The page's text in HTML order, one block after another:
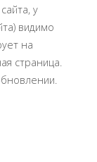
у
видимо
на
страница.